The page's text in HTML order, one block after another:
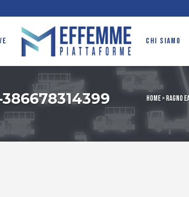
CHI SIAMO
Home>Ragno